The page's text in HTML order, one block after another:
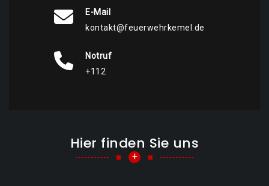
E-Mail
kontakt@feuerwehrkemel.de
Notruf
+112
Hier finden Sie uns
+